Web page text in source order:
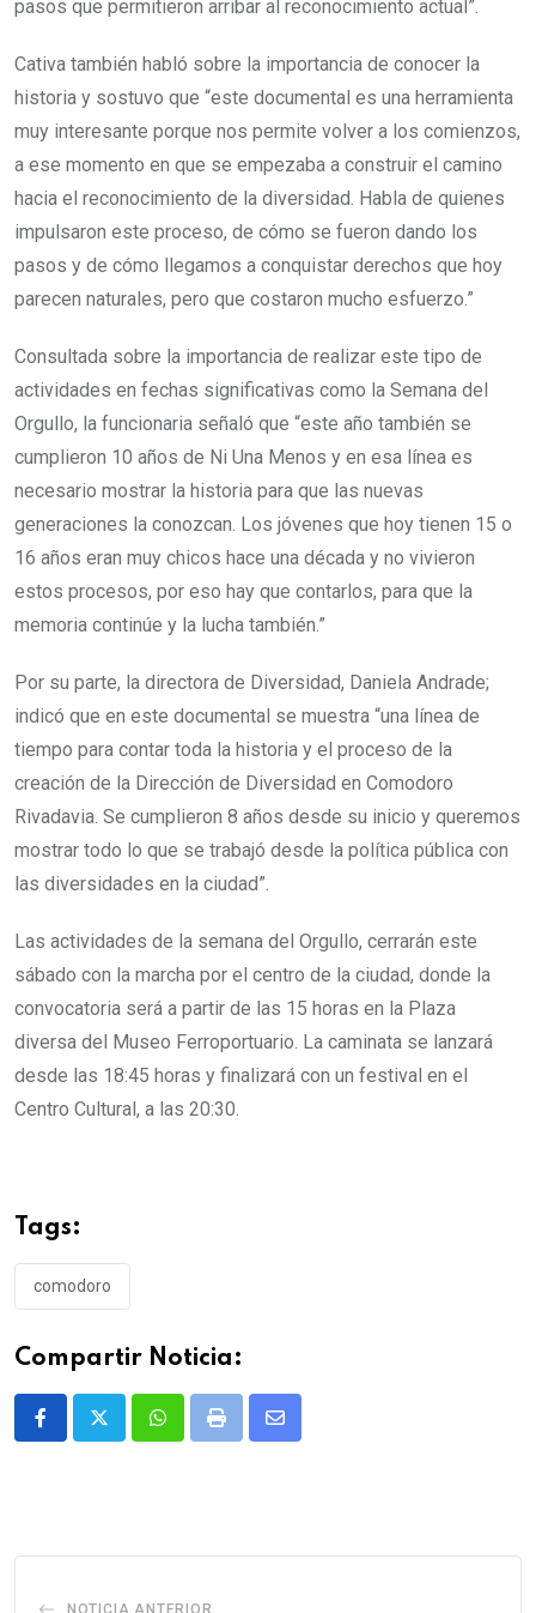
pasos que permitieron arribar al reconocimiento actual”.
Cativa también habló sobre la importancia de conocer la
historia y sostuvo que “este documental es una herramienta
muy interesante porque nos permite volver a los comienzos,
a ese momento en que se empezaba a construir el camino
hacia el reconocimiento de la diversidad. Habla de quienes
impulsaron este proceso, de cómo se fueron dando los
pasos y de cómo llegamos a conquistar derechos que hoy
parecen naturales, pero que costaron mucho esfuerzo.”
Consultada sobre la importancia de realizar este tipo de
actividades en fechas significativas como la Semana del
Orgullo, la funcionaria señaló que “este año también se
cumplieron 10 años de Ni Una Menos y en esa línea es
necesario mostrar la historia para que las nuevas
generaciones la conozcan. Los jóvenes que hoy tienen 15 o
16 años eran muy chicos hace una década y no vivieron
estos procesos, por eso hay que contarlos, para que la
memoria continúe y la lucha también.”
Por su parte, la directora de Diversidad, Daniela Andrade;
indicó que en este documental se muestra “una línea de
tiempo para contar toda la historia y el proceso de la
creación de la Dirección de Diversidad en Comodoro
Rivadavia. Se cumplieron 8 años desde su inicio y queremos
mostrar todo lo que se trabajó desde la política pública con
las diversidades en la ciudad”.
Las actividades de la semana del Orgullo, cerrarán este
sábado con la marcha por el centro de la ciudad, donde la
convocatoria será a partir de las 15 horas en la Plaza
diversa del Museo Ferroportuario. La caminata se lanzará
desde las 18:45 horas y finalizará con un festival en el
Centro Cultural, a las 20:30.
Tags:
comodoro
Compartir Noticia:
WhatsappPrint
Share
NOTICIA ANTERIOR